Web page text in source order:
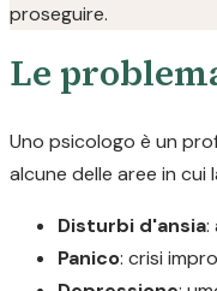
proseguire.
Le
Uno psicologo è un
alcune delle aree in
Disturbi d'ansia:
Panico: crisi